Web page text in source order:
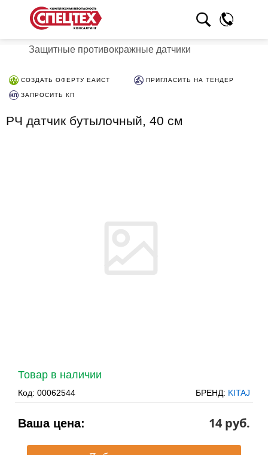
Защитные противокражные датчики
СОЗДАТЬ ОФЕРТУ ЕАИСТ ПРИГЛАСИТЬ НА ТЕНДЕР
ЗАПРОСИТЬ КП
РЧ датчик бутылочный, 40 см
Товар в наличии
Код: 00062544 БРЕНД: KITAJ
Ваша цена: 14 pуб.